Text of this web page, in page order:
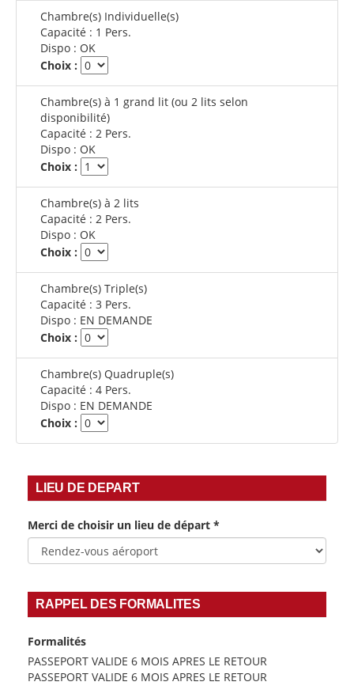
Chambre(s) Individuelle(s)
Capacité : 1 Pers.
Dispo : OK
Choix :
Chambre(s) à 1 grand lit (ou 2 lits selon
disponibilité)
Capacité : 2 Pers.
Dispo : OK
Choix :
Chambre(s) à 2 lits
Capacité : 2 Pers.
Dispo : OK
Choix :
Chambre(s) Triple(s)
Capacité : 3 Pers.
Dispo : EN DEMANDE
Choix :
Chambre(s) Quadruple(s)
Capacité : 4 Pers.
Dispo : EN DEMANDE
Choix :
LIEU DE DEPART
Merci de choisir un lieu de départ *
RAPPEL DES FORMALITES
Formalités
PASSEPORT VALIDE 6 MOIS APRES LE RETOUR
PASSEPORT VALIDE 6 MOIS APRES LE RETOUR